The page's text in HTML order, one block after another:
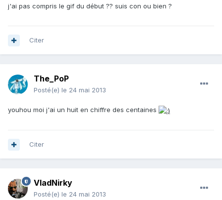
j'ai pas compris le gif du début ?? suis con ou bien ?
Citer
The_PoP
Posté(e) le 24 mai 2013
youhou moi j'ai un huit en chiffre des centaines
Citer
VladNirky
Posté(e) le 24 mai 2013